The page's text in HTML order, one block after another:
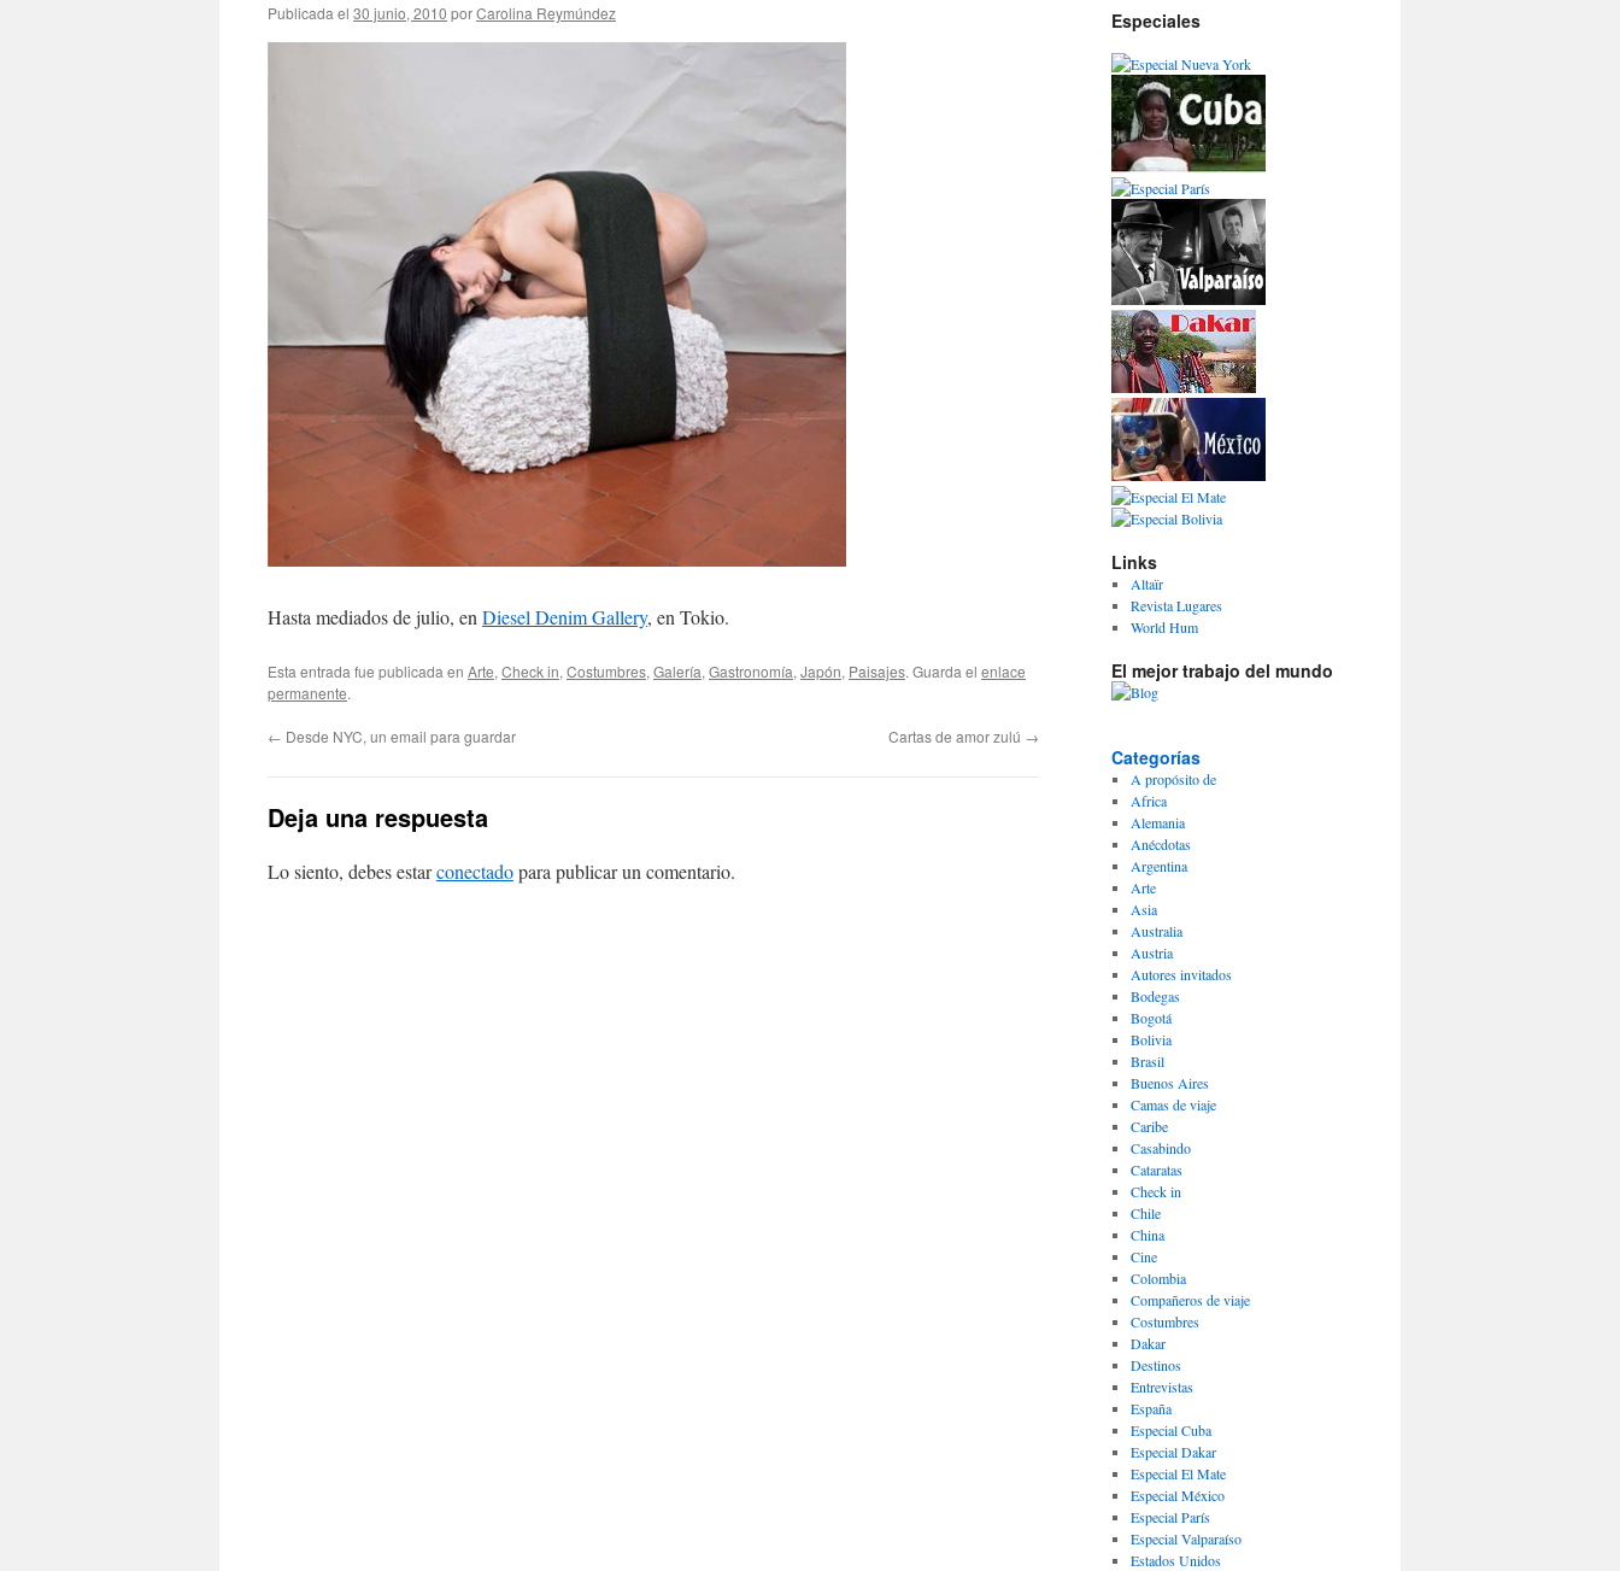
Publicada el 30 junio, 2010 porCarolina Reymúndez
Hasta mediados de julio, en Diesel Denim Gallery, en Tokio.
Esta entrada fue publicada en Arte, Check in, Costumbres, Galería, Gastronomí­a, Japón, Paisajes. Guarda el enlace
permanente.
← Desde NYC, un email para guardar Cartas de amor zulú →
Deja una respuesta
Lo siento, debes estarconectadopara publicar un comentario.
Especiales
Links
Altaïr
Revista Lugares
World Hum
El mejor trabajo del mundo
Categorías
A propósito de
Africa
Alemania
Anécdotas
Argentina
Arte
Asia
Australia
Austria
Autores invitados
Bodegas
Bogotá
Bolivia
Brasil
Buenos Aires
Camas de viaje
Caribe
Casabindo
Cataratas
Check in
Chile
China
Cine
Colombia
Compañeros de viaje
Costumbres
Dakar
Destinos
Entrevistas
España
Especial Cuba
Especial Dakar
Especial El Mate
Especial México
Especial París
Especial Valparaíso
Estados Unidos